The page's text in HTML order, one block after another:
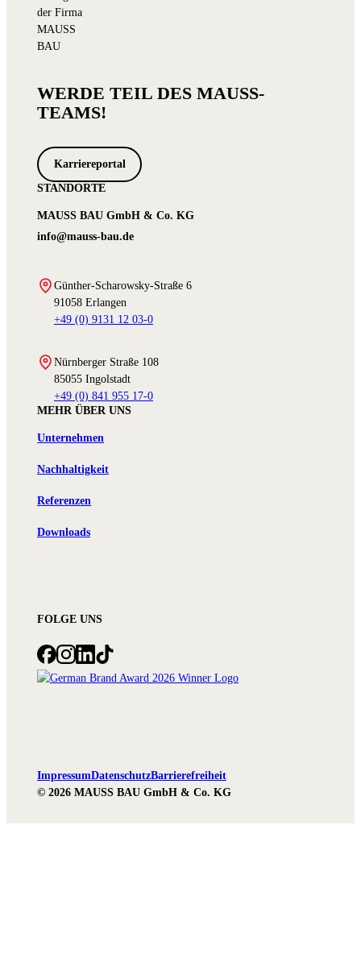
WERDE TEIL DES MAUSS-
TEAMS!
Karriereportal
STANDORTE
MAUSS BAU GmbH & Co. KG
info@mauss-bau.de
Günther-Scharowsky-Straße 6
91058 Erlangen
+49 (0) 9131 12 03-0
Nürnberger Straße 108
85055 Ingolstadt
+49 (0) 841 955 17-0
MEHR ÜBER UNS
Unternehmen
Nachhaltigkeit
Referenzen
Downloads
FOLGE UNS
ImpressumDatenschutzBarrierefreiheit
© 2026 MAUSS BAU GmbH & Co. KG